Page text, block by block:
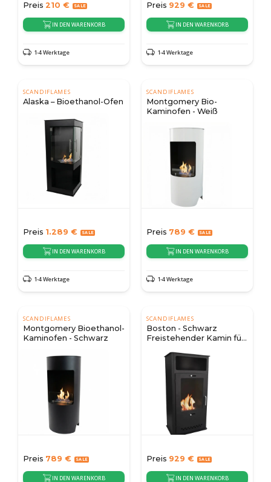
Preis 210 €
IN DEN WARENKORB
1-4 Werktage
Preis 929 €
IN DEN WARENKORB
1-4 Werktage
SCANDIFLAMES
Alaska – Bioethanol-Ofen
Preis 1.289 €
IN DEN WARENKORB
1-4 Werktage
SCANDIFLAMES
Montgomery Bio-
Kaminofen - Weiß
Preis 789 €
IN DEN WARENKORB
1-4 Werktage
SCANDIFLAMES
Montgomery Bioethanol-
Kaminofen - Schwarz
Preis 789 €
IN DEN WARENKORB
SCANDIFLAMES
Boston - Schwarz
Freistehender Kamin für
Preis 929 €
IN DEN WARENKORB